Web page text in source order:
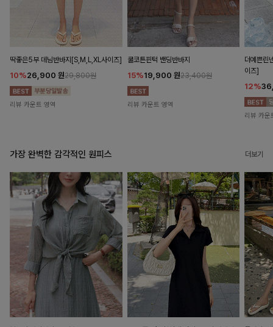
딱좋은5부 데님반바지[S,M,L,XL사이즈]
10%26,900 원29,800원
리뷰 카운트 영역
쿨코튼핀턱 밴딩반바지
15%19,900 원23,400원
리뷰 카운트 영역
더예쁜린
이즈]
12%
리뷰 카운
가장 완벽한 감각적인 원피스 더보기